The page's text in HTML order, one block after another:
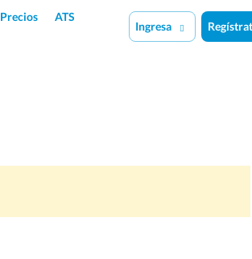
Precios
ATS
Ingresa